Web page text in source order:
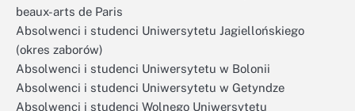
beaux-arts de Paris
Absolwenci i studenci Uniwersytetu Jagiellońskiego
(okres zaborów)
Absolwenci i studenci Uniwersytetu w Bolonii
Absolwenci i studenci Uniwersytetu w Getyndze
Absolwenci i studenci Wolnego Uniwersytetu